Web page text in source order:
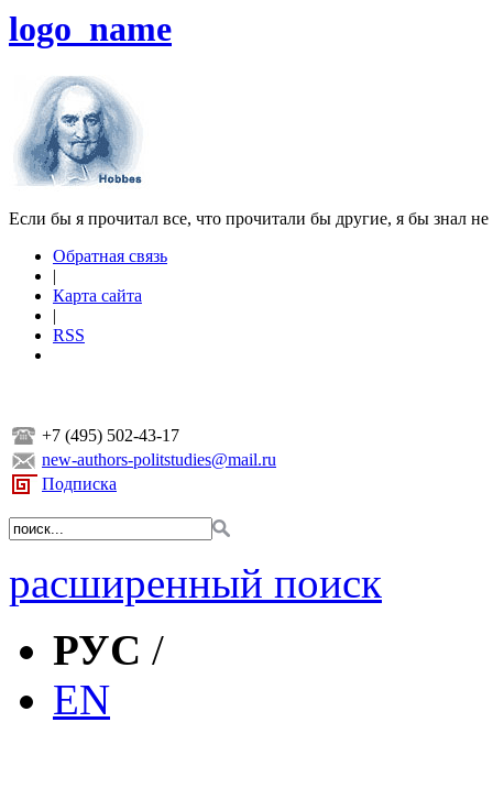
logo_name
Если бы я прочитал все, что прочитали бы другие, я бы знал
Обратная связь
|
Карта сайта
|
RSS
+7 (495) 502-43-17
new-authors-politstudies@mail.ru
Подписка
расширенный поиск
РУС /
EN